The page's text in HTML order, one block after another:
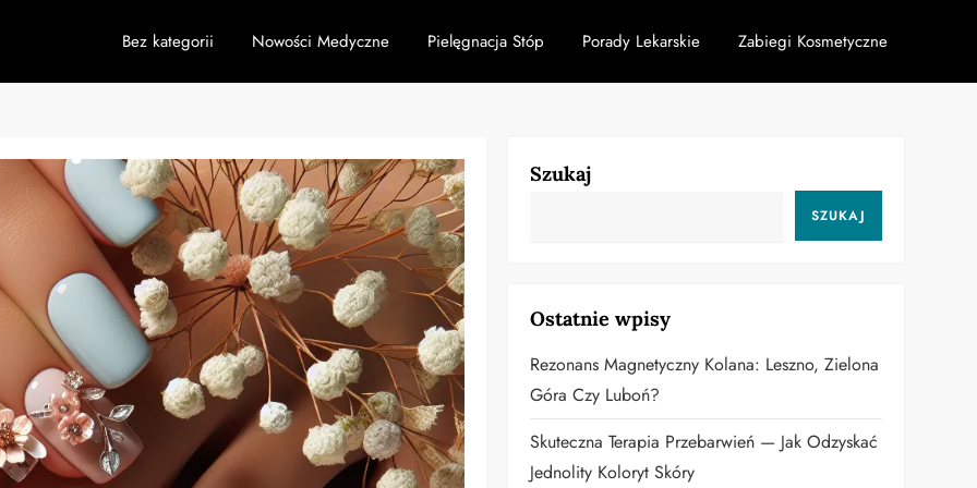
Bez kategorii Nowości Medyczne Pielęgnacja Stóp Porady Lekarskie Zabiegi Kosmetyczne
Szukaj
SZUKAJ
Ostatnie wpisy
Rezonans Magnetyczny Kolana: Leszno, Zielona
Góra Czy Luboń?
Skuteczna Terapia Przebarwień — Jak Odzyskać
Jednolity Koloryt Skóry